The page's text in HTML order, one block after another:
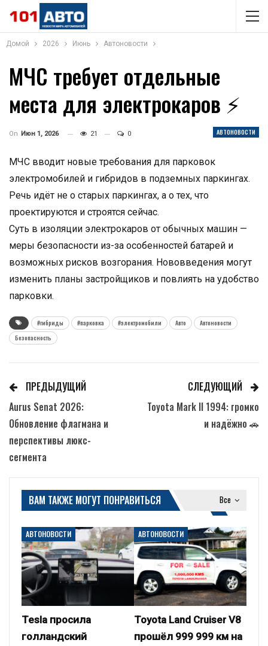
Домой 2026 Июнь Автоновости
МЧС требует отдельные
места для электрокаров ⚡
АВТОНОВОСТИ
On Июн 1, 2026 21 0
МЧС вводит новые требования для парковок
электромобилей и гибридов в подземных паркингах.
Речь идёт не о старых паркингах, а о тех, что
проектируются и строятся сейчас.
Суть в изоляции электрокаров от обычных машин —
меры безопасности из-за особенностей батарей и
возможных рисков возгорания. Нововведения могут
изменить планы застройщиков и повлиять на удобство
парковки.
#гибриды #парковка #электромобили Авто
Автоновости
Безопасность
ПРЕДЫДУЩИЙ
Aurus Senat 2026:
Обновление флагмана и
перспективы люкс-
сегмента
СЛЕДУЮЩИЙ
Toyota Mark II 1994: громко
и надёжно 🚗
Все
ВАМ ТАКЖЕ МОГУТ ПОНРАВИТЬСЯ
АВТОНОВОСТИ
Tesla просила
голландский
АВТОНОВОСТИ
Toyota Land Cruiser V8
прошёл 999 999 км на